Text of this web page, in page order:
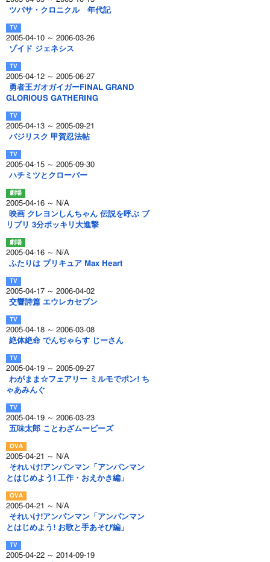
ツバサ・クロニクル 年代記
2005-04-10 ～ 2006-03-26
ゾイド ジェネシス
2005-04-12 ～ 2005-06-27
勇者王ガオガイガーFINAL GRAND
GLORIOUS GATHERING
2005-04-13 ～ 2005-09-21
バジリスク 甲賀忍法帖
2005-04-15 ～ 2005-09-30
ハチミツとクローバー
2005-04-16 ～ N/A
映画 クレヨンしんちゃん 伝説を呼ぶ ブ
リブリ 3分ポッキリ大進撃
2005-04-16 ～ N/A
ふたりは プリキュア Max Heart
2005-04-17 ～ 2006-04-02
交響詩篇 エウレカセブン
2005-04-18 ～ 2006-03-08
絶体絶命 でんぢゃらす じーさん
2005-04-19 ～ 2005-09-27
わがまま☆フェアリー ミルモでポン! ち
ゃあみんぐ
2005-04-19 ～ 2006-03-23
五味太郎 ことわざムービーズ
2005-04-21 ～ N/A
それいけ!アンパンマン「アンパンマン
とはじめよう! 工作・おえかき編」
2005-04-21 ～ N/A
それいけ!アンパンマン「アンパンマン
とはじめよう! お歌と手あそび編」
2005-04-22 ～ 2014-09-19